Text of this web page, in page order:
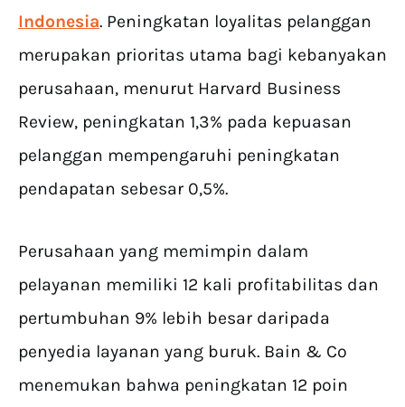
Indonesia. Peningkatan loyalitas pelanggan
merupakan prioritas utama bagi kebanyakan
perusahaan, menurut Harvard Business
Review, peningkatan 1,3% pada kepuasan
pelanggan mempengaruhi peningkatan
pendapatan sebesar 0,5%.
Perusahaan yang memimpin dalam
pelayanan memiliki 12 kali profitabilitas dan
pertumbuhan 9% lebih besar daripada
penyedia layanan yang buruk. Bain & Co
menemukan bahwa peningkatan 12 poin